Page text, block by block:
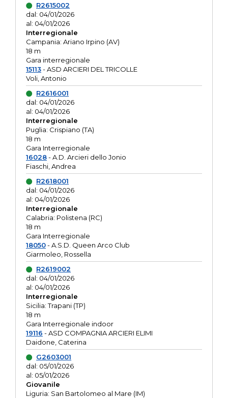
R2615002
dal: 04/01/2026
al: 04/01/2026
Interregionale
Campania: Ariano Irpino (AV)
18 m
Gara interregionale
15113- ASD ARCIERI DEL TRICOLLE
Voli, Antonio
R2616001
dal: 04/01/2026
al: 04/01/2026
Interregionale
Puglia: Crispiano (TA)
18 m
Gara Interregionale
16028- A.D. Arcieri dello Jonio
Fiaschi, Andrea
R2618001
dal: 04/01/2026
al: 04/01/2026
Interregionale
Calabria: Polistena (RC)
18 m
Gara Interregionale
18050- A.S.D. Queen Arco Club
Giarmoleo, Rossella
R2619002
dal: 04/01/2026
al: 04/01/2026
Interregionale
Sicilia: Trapani (TP)
18 m
Gara Interregionale indoor
19116 - ASD COMPAGNIA ARCIERI ELIMI
Daidone, Caterina
G2603001
dal: 05/01/2026
al: 05/01/2026
Giovanile
Liguria: San Bartolomeo al Mare (IM)